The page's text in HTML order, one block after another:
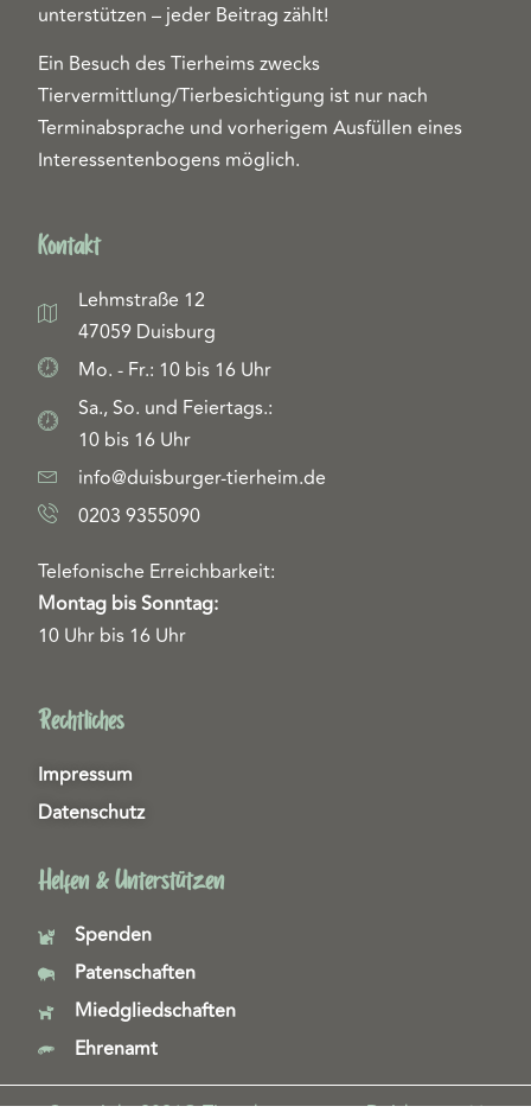
unterstützen – jeder Beitrag zählt!
Ein Besuch des Tierheims zwecks
Tiervermittlung/Tierbesichtigung ist nur nach
Terminabsprache und vorherigem Ausfüllen eines
Interessentenbogens möglich.
Kontakt
Lehmstraße 12
47059 Duisburg
Mo. - Fr.: 10 bis 16 Uhr
Sa., So. und Feiertags.:
10 bis 16 Uhr
info@duisburger-tierheim.de
0203 9355090
Telefonische Erreichbarkeit:
Montag bis Sonntag:
10 Uhr bis 16 Uhr
Rechtliches
Impressum
Datenschutz
Helfen & Unterstützen
Spenden
Patenschaften
Miedgliedschaften
Ehrenamt